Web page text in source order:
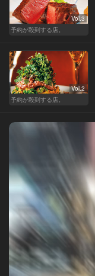
Vol.3
予約が殺到する店。
Vol.2
予約が殺到する店。